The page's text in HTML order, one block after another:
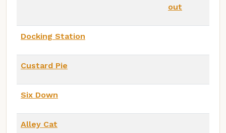
out
Docking Station
Custard Pie
Six Down
Alley Cat